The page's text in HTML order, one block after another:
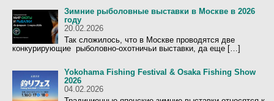
а
п
и
и
Зимние рыболовные выставки в Москве в 2026
году
20.02.2026
Так сложилось, что в Москве проводятся две
конкурирующие рыболовно-охотничьи выставки, да еще […]
Yokohama Fishing Festival & Osaka Fishing Show
2026
04.02.2026